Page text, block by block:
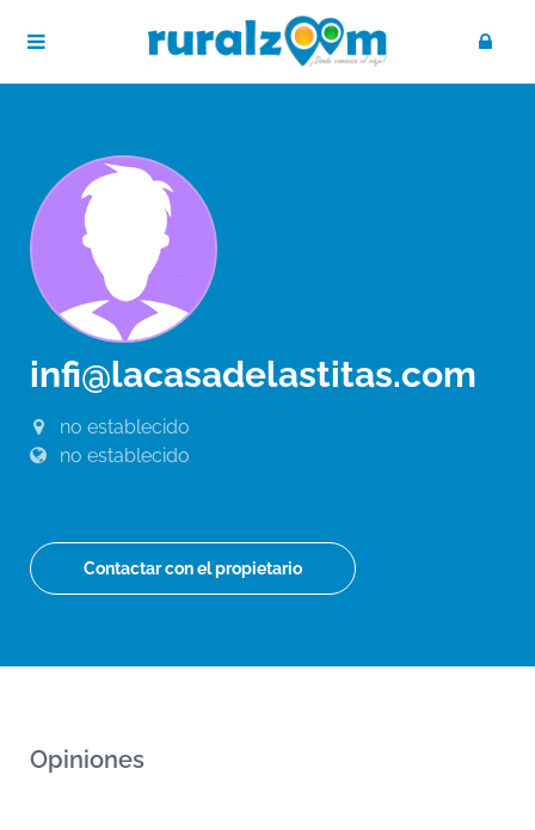
infi@lacasadelastitas.com
no establecido
no establecido
Contactar con el propietario
Opiniones